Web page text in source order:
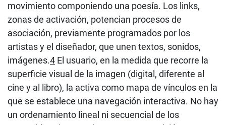
movimiento componiendo una poesía. Los links,
zonas de activación, potencian procesos de
asociación, previamente programados por los
artistas y el diseñador, que unen textos, sonidos,
imágenes.4 El usuario, en la medida que recorre la
superficie visual de la imagen (digital, diferente al
cine y al libro), la activa como mapa de vínculos en la
que se establece una navegación interactiva. No hay
un ordenamiento lineal ni secuencial de los